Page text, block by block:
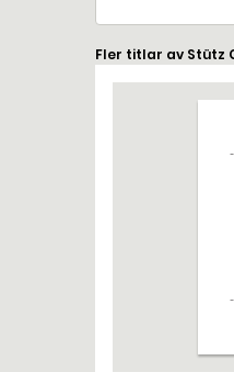
Fler titlar av Stütz